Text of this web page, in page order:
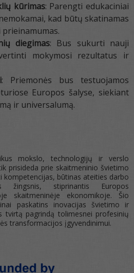
kūrimas: Parengti edukaciniai
kad būtų skatinamas
diegimas: Bus sukurti nauji
mokymosi rezultatus ir
: Priemonės bus testuojamos
Europos šalyse, siekiant
ir universalumą.
mokslo, technologijų ir verslo
prisideda prie skaitmeninio švietimo
kompetencijas, būtinas ateities darbo
žingsnis, stiprinantis Europos
skaitmeninėje ekonomikoje. Šio
paskatins inovacijas švietimo ir
tvirtą pagrindą tolimesnei profesinių
transformacijos įgyvendinimui.